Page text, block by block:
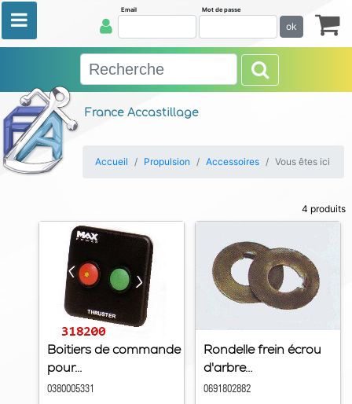
France Accastillage
Email Mot de passe
ok
Accueil Propulsion Accessoires Vous êtes ici
4 produits
Boitiers de commande
pour...
0380005331
Rondelle frein écrou
d'arbre...
0691802882